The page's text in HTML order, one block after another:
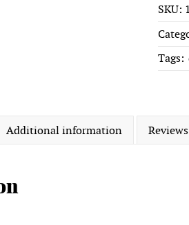
SKU:
Tags:
Additional information